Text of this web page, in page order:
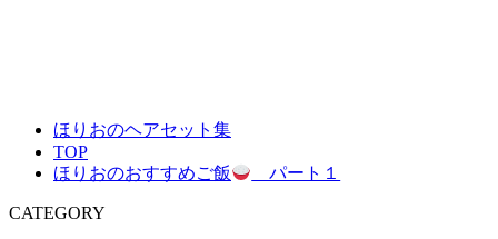
ほりおのヘアセット集
TOP
ほりおのおすすめご飯
パート１
CATEGORY